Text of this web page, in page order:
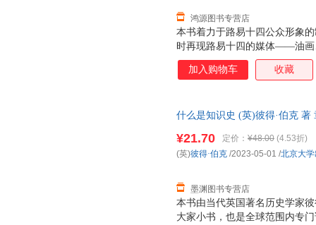
本书着力于路易十四公众形象
时再现路易十四的媒体——油画
蕾、歌剧等，全面论述了17世
识形态、宣传广告、操纵民意
鸿源图书专营店
加入购物车 收藏
什么是知识史 (英)彼得·伯克
本书由当代英国著名历史学家
大家小书，也是全球范围内专
¥21.70 定价： ¥48.00 (4.53折)
墨渊图书专营店
(英)彼得·伯克 /2023-05-01 /北京大